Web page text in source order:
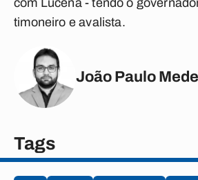
com Lucena - tendo o
timoneiro e avalista.
João Paulo
Tags